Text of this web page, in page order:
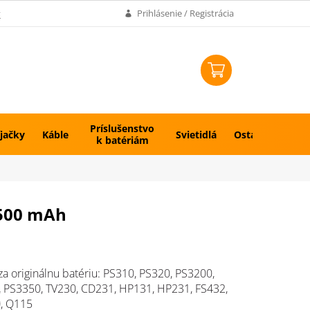
Prihlásenie / Registrácia
Káble
Príslušenstvo
k batériám
Svietidlá Ostatné
mAh
originálnu batériu: PS310, PS320, PS3200,
PS3350, TV230, CD231, HP131, HP231, FS432,
Q115